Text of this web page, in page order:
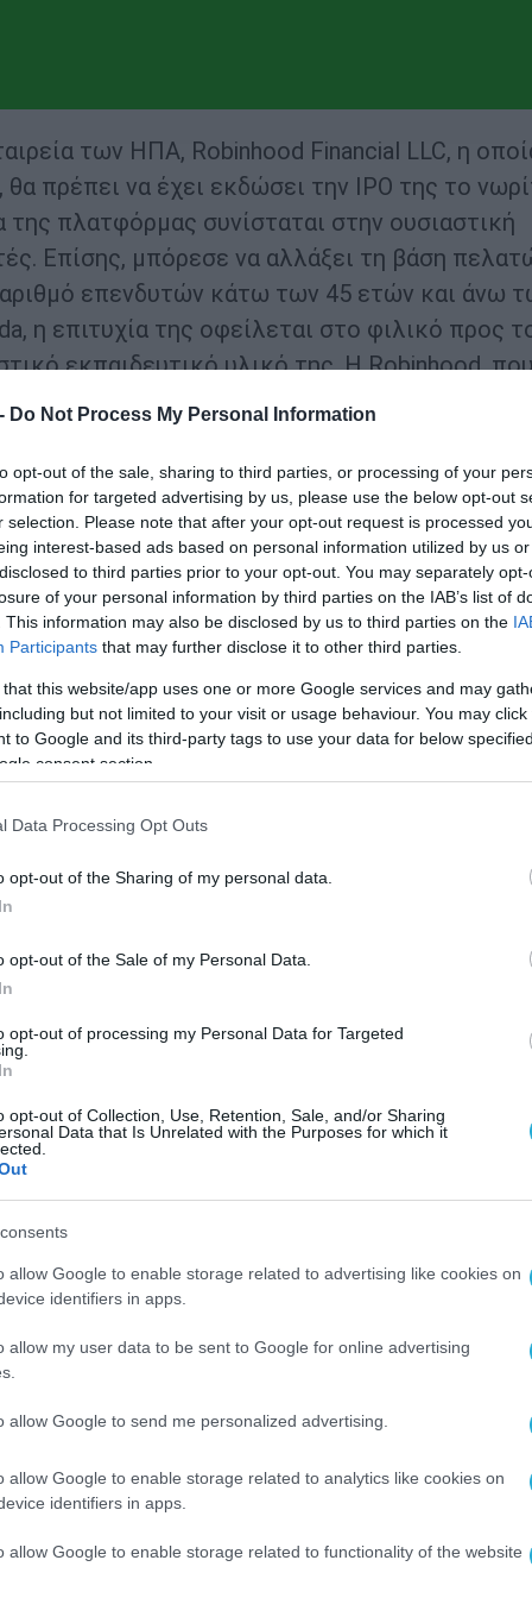
Do Not Process My Personal Information
opt-out of the sale, sharing to third parties, or processing of your
for targeted advertising by us, please use the below opt-out
selection. Please note that after your opt-out request is processed
interest-based ads based on personal information utilized by us
to third parties prior to your opt-out. You may separately
of your personal information by third parties on the IAB’s list of
This information may also be disclosed by us to third parties on the
Participants that may further disclose it to other third parties.
that this website/app uses one or more Google services and may
but not limited to your visit or usage behaviour. You may
to Google and its third-party tags to use your data for below
consent section.
Data Processing Opt Outs
opt-out of the Sharing of my personal data.
opt-out of the Sale of my Personal Data.
opt-out of processing my Personal Data for Targeted
opt-out of Collection, Use, Retention, Sale, and/or Sharing
Data that Is Unrelated with the Purposes for which it
allow Google to enable storage related to advertising like cookies on
identifiers in apps.
allow my user data to be sent to Google for online advertising
allow Google to send me personalized advertising.
allow Google to enable storage related to analytics like cookies on
identifiers in apps.
allow Google to enable storage related to functionality of the website
των ΗΠΑ, Robinhood Financial LLC, η
πρέπει να έχει εκδώσει την IPO της το
της πλατφόρμας συνίσταται στην ουσιαστική
Επίσης, μπόρεσε να αλλάξει τη βάση
επενδυτών κάτω των 45 ετών και άνω
η επιτυχία της οφείλεται στο φιλικό προς
εκπαιδευτικό υλικό της. Η Robinhood,
αίτηση για IPO, δηλαδή για εισαγωγή
επενδυτές μπορούν να ανταλλάσσουν μετοχές,
χρήση της είναι δωρεάν και η αλήθεια είναι
εισαγάγει κλασματικές μετοχές –
100 USD. Αυτό βοηθά τους επενδυτές, με
χαρτοφυλάκιο. Δεν χρειάζεται να
.
ο μέσος χρήστης smartphone – η εγγραφή
Σύμφωνα με την εταιρεία, οι
έγκριση, ο πελάτης μπορεί να στείλει τα
δωρεάν στον κόσμο των συναλλαγών. Η
δεδομένου ότι αποτέλεσε αντικείμενο
κανείς δεν μπορεί να αγνοήσει.
των ΗΠΑ (SEC) κατηγόρησε τη
εσόδων και η εταιρεία απέτυχε να
στο Δελτίο Τύπου της SEC και
της Διεύθυνσης Εφαρμογής της SEC
στους πελάτες σχετικά με το πραγματικό
επιχειρήσεις δεν μπορούν να
παραγγελιών» .
αντιμετώπισε προβλήματα κατά τη
με το GameStop, την AMC και άλλες
1 δισεκατομμύριο δολάρια από
Ωστόσο, οι επενδυτές και οι νομοθέτες
ζητήματα .